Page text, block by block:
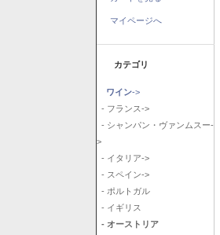
マイページへ
カテゴリ
ワイン->
- フランス->
- シャンパン・ヴァンムスー-
>
- イタリア->
- スペイン->
- ポルトガル
- イギリス
- オーストリア